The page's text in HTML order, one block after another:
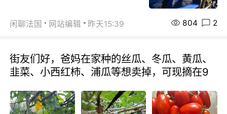
闲聊法国 网站编辑 昨天15:39 804 2
街友们好，爸妈在家种的丝瓜、冬瓜、黄瓜、
韭菜、小西红柿、浦瓜等想卖掉，可现摘在9